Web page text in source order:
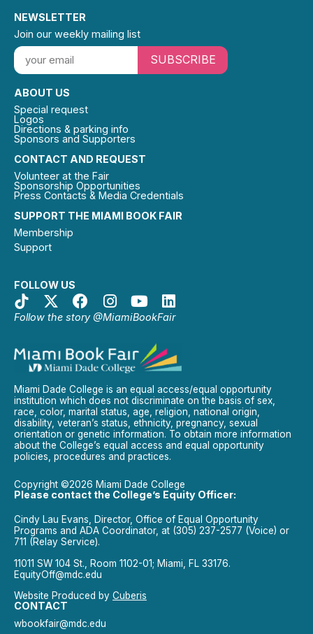
SUPPORT THE MIAMI BOOK FAIR
Membership
Support
FOLLOW US
Follow the story @MiamiBookFair
CONTACT AND REQUEST
Volunteer at the Fair
Sponsorship Opportunities
Press Contacts & Media Credentials
ABOUT US
Special request
Logos
Directions & parking info
Sponsors and Supporters
NEWSLETTER
Join our weekly mailing list
SUBSCRIBE
Miami Dade College is an equal access/equal opportunity
institution which does not discriminate on the basis of sex,
race, color, marital status, age, religion, national origin,
disability, veteran’s status, ethnicity, pregnancy, sexual
orientation or genetic information. To obtain more information
about the College’s equal access and equal opportunity
policies, procedures and practices.
Copyright ©2026 Miami Dade College
Please contact the College’s Equity Officer:
Cindy Lau Evans, Director, Office of Equal Opportunity
Programs and ADA Coordinator, at (305) 237-2577 (Voice) or
711 (Relay Service).
11011 SW 104 St., Room 1102-01; Miami, FL 33176.
EquityOff@mdc.edu
Website Produced by Cuberis
CONTACT
wbookfair@mdc.edu